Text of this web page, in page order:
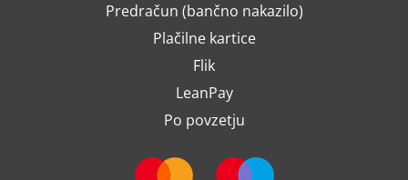
Predračun (bančno nakazilo)
Plačilne kartice
Flik
LeanPay
Po povzetju